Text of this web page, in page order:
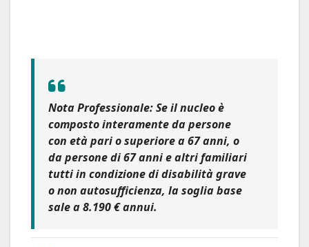
Nota Professionale:Se il nucleo è
composto interamente da persone
con età pari o superiore a 67 anni, o
da persone di 67 anni e altri familiari
tutti in condizione di disabilità grave
o non autosufficienza, la soglia base
sale a8.190 € annui.